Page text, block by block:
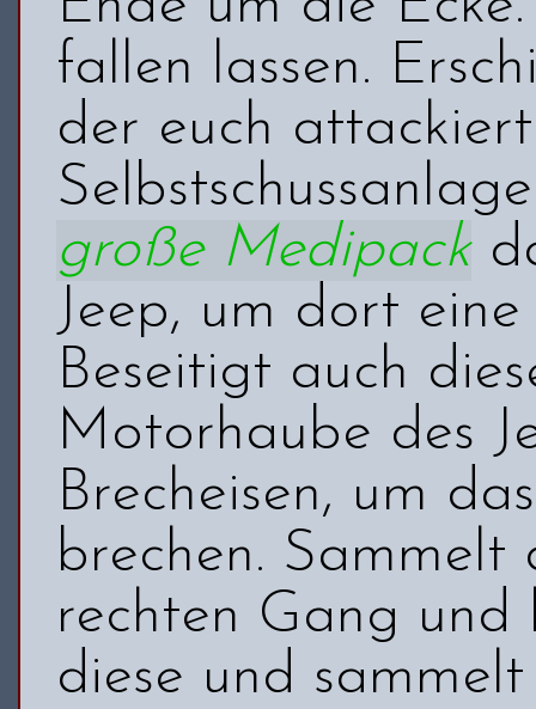
fallen lassen.
der euch
große Medipack
Jeep, um dort
Beseitigt auch
Motorhaube des
Brecheisen, um
brechen. Sammelt
rechten Gang
diese und